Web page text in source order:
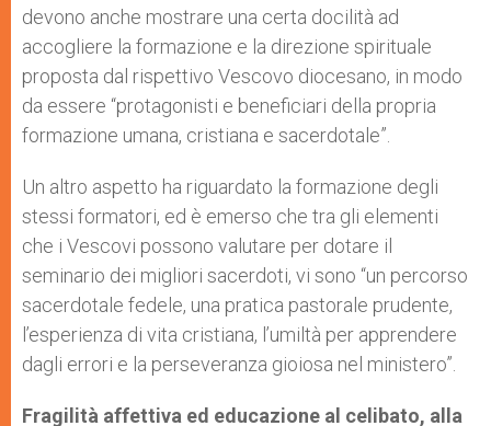
devono anche mostrare una certa docilità ad
accogliere la formazione e la direzione spirituale
proposta dal rispettivo Vescovo diocesano, in modo
da essere “protagonisti e beneficiari della propria
formazione umana, cristiana e sacerdotale”.
Un altro aspetto ha riguardato la formazione degli
stessi formatori, ed è emerso che tra gli elementi
che i Vescovi possono valutare per dotare il
seminario dei migliori sacerdoti, vi sono “un percorso
sacerdotale fedele, una pratica pastorale prudente,
l’esperienza di vita cristiana, l’umiltà per apprendere
dagli errori e la perseveranza gioiosa nel ministero”.
Fragilità affettiva ed educazione al celibato, alla